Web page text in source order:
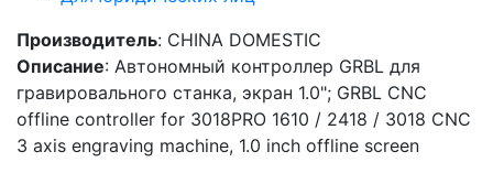
Производитель: CHINA DOMESTIC
Описание: Автономный контроллер GRBL для
гравировального станка, экран 1.0"; GRBL CNC
offline controller for 3018PRO 1610 / 2418 / 3018 CNC
3 axis engraving machine, 1.0 inch offline screen